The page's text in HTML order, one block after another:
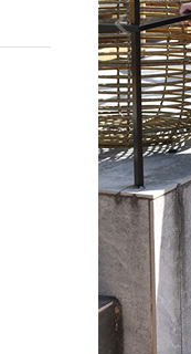
ジャケット
コート
バッグ
靴
帽子
ソックス